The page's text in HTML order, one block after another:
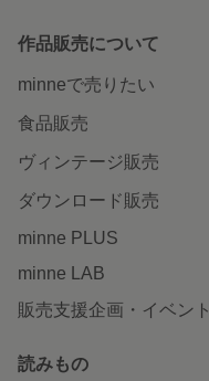
作品販売について
minneで売りたい
食品販売
ヴィンテージ販売
ダウンロード販売
minne PLUS
minne LAB
販売支援企画・イベント
読みもの